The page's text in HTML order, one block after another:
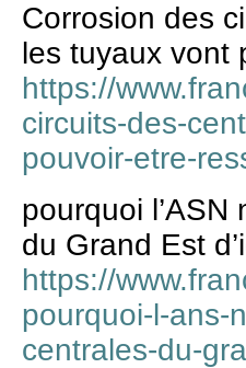
Corrosion des
les tuyaux vont
https://
circuits-des-
pouvoir-etre-
pourquoi
du Grand Est
https://
pourquoi-l-ans-
centrales-du-